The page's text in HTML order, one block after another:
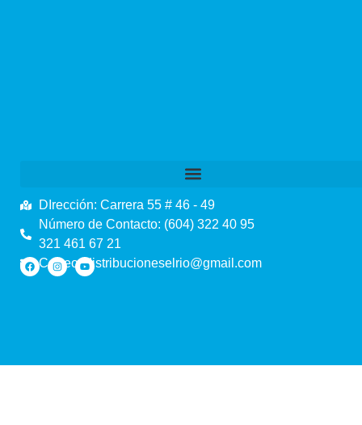
DIrección: Carrera 55 # 46 - 49
Número de Contacto: (604) 322 40 95
321 461 67 21
Correo: distribucioneselrio@gmail.com